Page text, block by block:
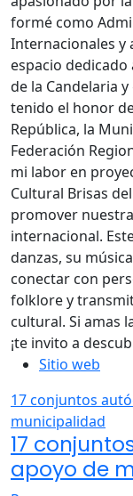
formé como
Internacionales y
espacio dedicado
de la Candelaria
tenido el honor
República, la
Federación
mi labor en
Cultural Brisas
promover
internacional.
danzas, su
conectar con
folklore y
cultural. Si amas
¡te invito a
Sitio web
17 conjuntos
municipalidad
17
apoyo de